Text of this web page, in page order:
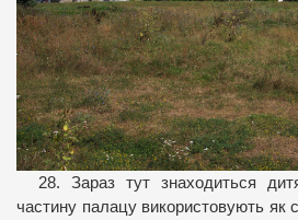
28. Зараз тут знаходиться
частину палацу використовують як